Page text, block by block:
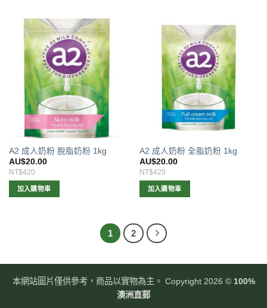
A2 成人奶粉 脫脂奶粉 1kg
AU$20.00
NT$420
加入購物車
A2 成人奶粉 全脂奶粉 1kg
AU$20.00
NT$420
加入購物車
1 2
本網站圖片僅供參考，商品以實物為主。 Copyright 2026 © 100%
澳洲直郵